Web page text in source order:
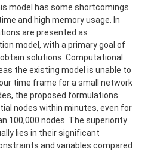
model has some shortcomings
and high memory usage. In
are presented as
model, with a primary goal of
solutions. Computational
the existing model is unable to
time frame for a small network
the proposed formulations
nodes within minutes, even for
100,000 nodes. The superiority
lies in their significant
and variables compared